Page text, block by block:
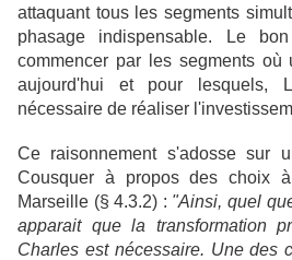
attaquant tous les segments
phasage indispensable. Le
commencer par les segments où
aujourd'hui et pour lesquels,
nécessaire de réaliser
Ce raisonnement s'adosse sur
Cousquer à propos des choix
Marseille (§ 4.3.2) : "Ainsi, quel
apparait que la transformation
Charles est nécessaire. Une des